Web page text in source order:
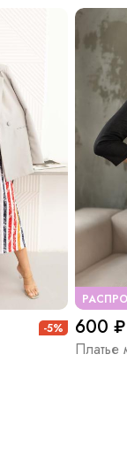
-5% 600 ₽
Платье